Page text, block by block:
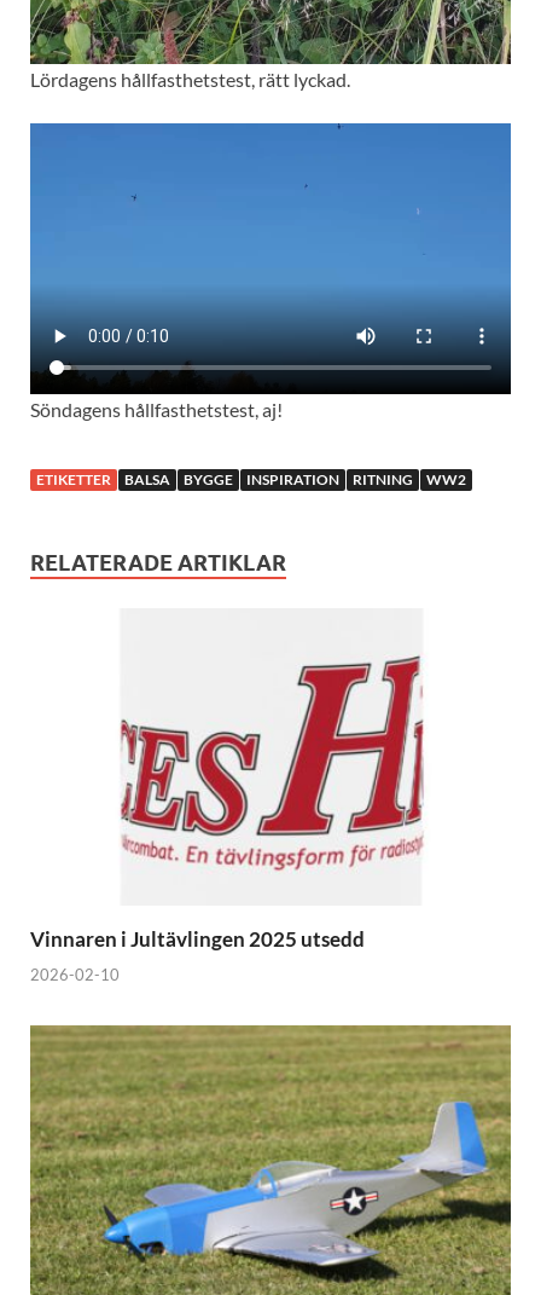
Lördagens hållfasthetstest, rätt lyckad.
Söndagens hållfasthetstest, aj!
ETIKETTER BALSA BYGGE INSPIRATION RITNING WW2
RELATERADE ARTIKLAR
Vinnaren i Jultävlingen 2025 utsedd
2026-02-10